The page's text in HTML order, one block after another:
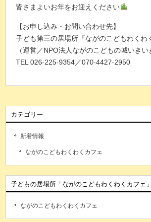
皆さまよいお年をお迎えください
【お申し込み・お問い合わせ先】
子ども第三の居場所『ながのこどもわくわ
（運営／NPO法人ながのこどもの城いきい
TEL 026-225-9354／070-4427-2950
カテゴリー
新着情報
ながのこどもわくわくカフェ
子どもの居場所「ながのこどもわくわくカフェ」
ながのこどもわくわくカフェ